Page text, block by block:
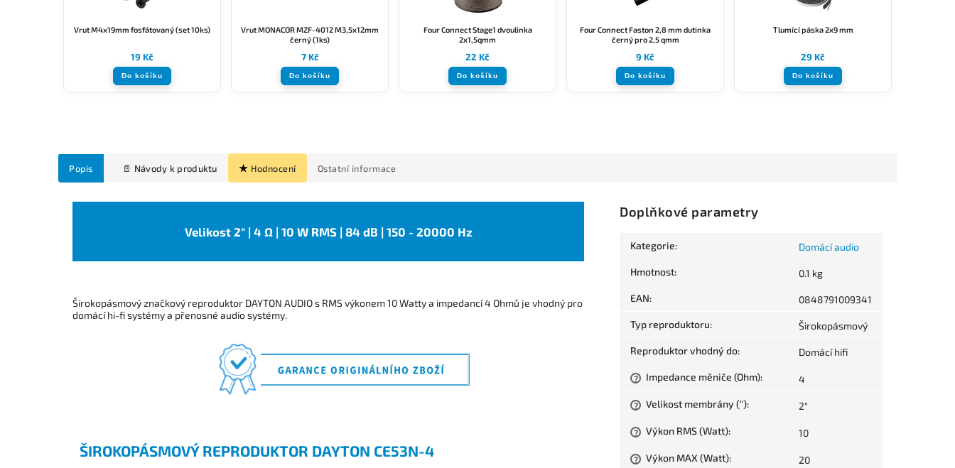
Vrut M4x19mm fosfátovaný (set 10ks)
19 Kč
Do košíku
Vrut MONACOR MZF-4012 M3,5x12mm
černý (1ks)
7 Kč
Do košíku
Four Connect Stage1 dvoulinka
2x1,5qmm
22 Kč
Do košíku
Four Connect Faston 2,8 mm dutinka
černý pro 2,5 qmm
9 Kč
Do košíku
Tlumící páska 2x9 mm
29 Kč
Do košíku
Popis Hodnocení Ostatní informace
Velikost 2" | 4 Ω | 10 W RMS | 84 dB | 150 - 20000 Hz
Širokopásmový značkový reproduktor DAYTON AUDIO s RMS výkonem 10 Watty a impedancí 4 Ohmů je vhodný pro
domácí hi-fi systémy a přenosné audio systémy.
ŠIROKOPÁSMOVÝ REPRODUKTOR DAYTON CE53N-4
Doplňkové parametry
Kategorie: Domácí audio
Hmotnost: 0.1 kg
EAN: 0848791009341
Typ reproduktoru: Širokopásmový
Reproduktor vhodný do: Domácí hifi
? Impedance měniče (Ohm): 4
? Velikost membrány ("): 2"
? Výkon RMS (Watt): 10
? Výkon MAX (Watt): 20